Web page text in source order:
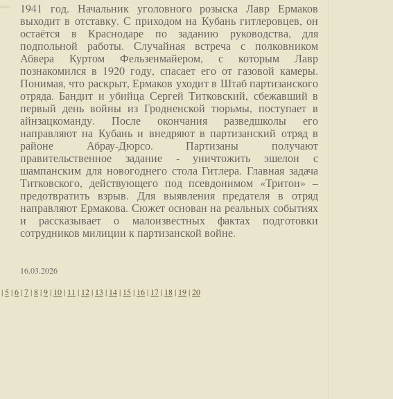
1941 год. Начальник уголовного розыска Лавр Ермаков
выходит в отставку. С приходом на Кубань гитлеровцев, он
остаётся в Краснодаре по заданию руководства, для
подпольной работы. Случайная встреча с полковником
Абвера Куртом Фельзенмайером, с которым Лавр
познакомился в 1920 году, спасает его от газовой камеры.
Понимая, что раскрыт, Ермаков уходит в Штаб партизанского
отряда. Бандит и убийца Сергей Титковский, сбежавший в
первый день войны из Гродненской тюрьмы, поступает в
айнзацкоманду. После окончания разведшколы его
направляют на Кубань и внедряют в партизанский отряд в
районе Абрау-Дюрсо. Партизаны получают
правительственное задание - уничтожить эшелон с
шампанским для новогоднего стола Гитлера. Главная задача
Титковского, действующего под псевдонимом «Тритон» –
предотвратить взрыв. Для выявления предателя в отряд
направляют Ермакова. Сюжет основан на реальных событиях
и рассказывает о малоизвестных фактах подготовки
сотрудников милиции к партизанской войне.
16.03.2026
| 5 |6|7|8|9| 10| 11 | 12| 13 | 14| 15 | 16| 17| 18| 19|20